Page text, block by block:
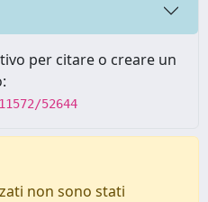
per citare o creare un
52644
non sono stati